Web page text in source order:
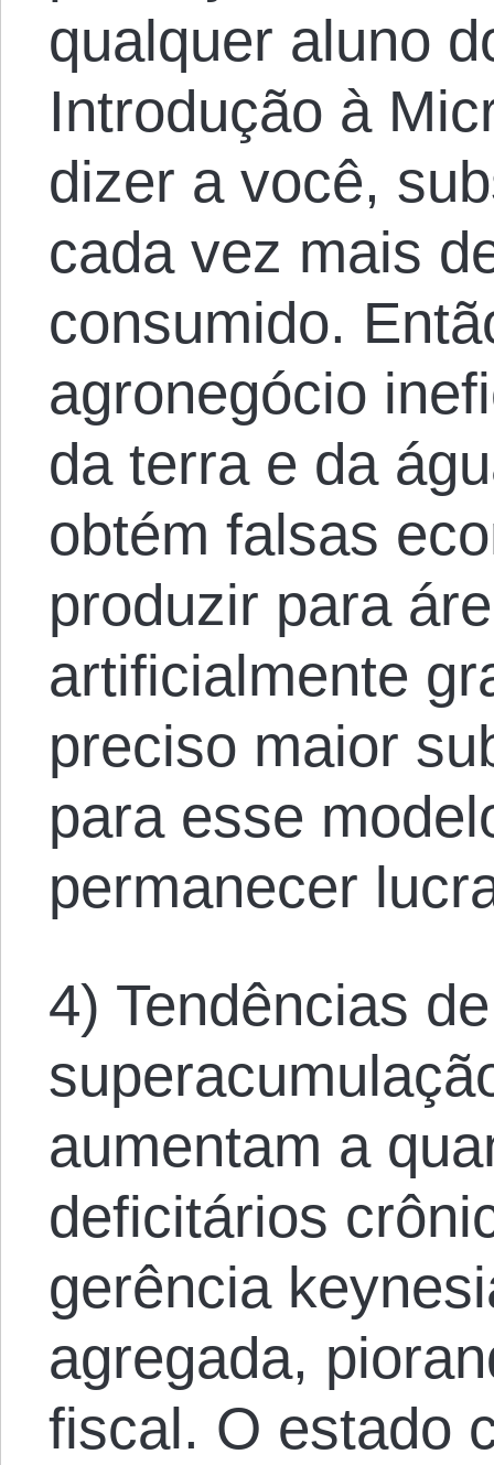
qualquer aluno
Introdução à
dizer a você,
cada vez mais
consumido.
agronegócio
da terra e da
obtém falsas
produzir para
artificialmente
preciso maior
para esse
permanecer
4) Tendências
aumentam a
deficitários
gerência
agregada,
fiscal. O estado